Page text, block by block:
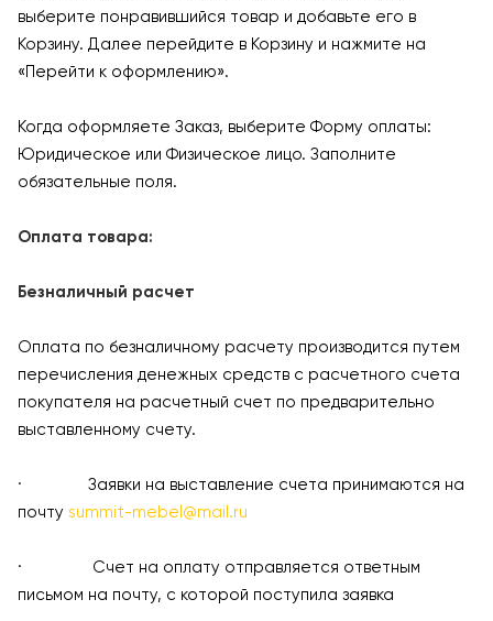
выберите понравившийся товар и добавьте его в
Корзину. Далее перейдите в Корзину и нажмите на
«Перейти к оформлению».
Когда оформляете Заказ, выберите Форму оплаты:
Юридическое или Физическое лицо. Заполните
обязательные поля.
Оплата товара:
Безналичный расчет
Оплата по безналичному расчету производится путем
перечисления денежных средств с расчетного счета
покупателя на расчетный счет по предварительно
выставленному счету.
· Заявки на выставление счета принимаются на
почту summit-mebel@mail.ru
· Счет на оплату отправляется ответным
письмом на почту, с которой поступила заявка